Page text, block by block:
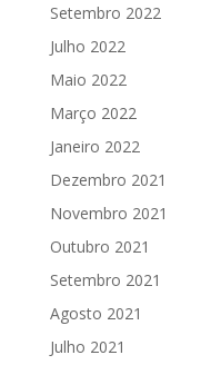
Setembro 2022
Julho 2022
Maio 2022
Março 2022
Janeiro 2022
Dezembro 2021
Novembro 2021
Outubro 2021
Setembro 2021
Agosto 2021
Julho 2021